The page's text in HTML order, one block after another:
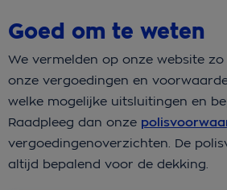
Goed om te weten
We vermelden op onze website
onze vergoedingen en
welke mogelijke uitsluitingen en
Raadpleeg dan onze
vergoedingenoverzichten. De
altijd bepalend voor de dekking.